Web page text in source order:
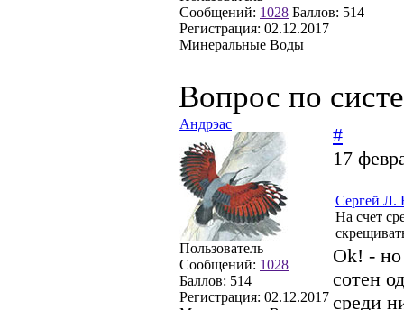
Сообщений: 1028 Баллов: 514
Регистрация: 02.12.2017
Минеральные Воды
Вопрос по
Андрэас
Пользователь
Сообщений: 1028
Баллов: 514
Регистрация: 02.12.2017
#
17
Сергей Л.
На счет
Ok! - но
сотен
среди